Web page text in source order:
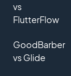
vs
FlutterFlow
GoodBarber
vs Glide